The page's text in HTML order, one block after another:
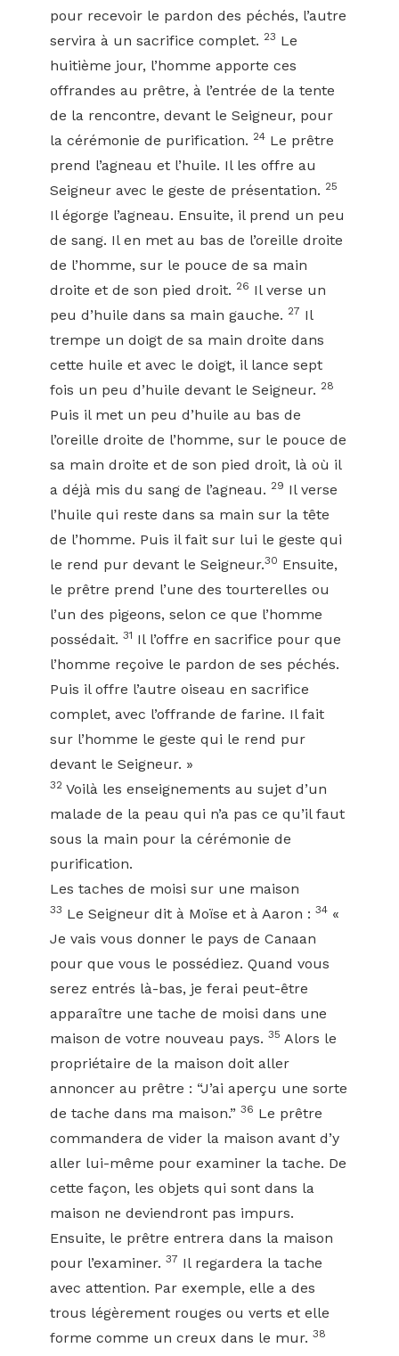
pour recevoir le pardon des péchés, l’autre
servira à un sacrifice complet. 23 Le
huitième jour, l’homme apporte ces
offrandes au prêtre, à l’entrée de la tente
de la rencontre, devant le Seigneur, pour
la cérémonie de purification. 24 Le prêtre
prend l’agneau et l’huile. Il les offre au
Seigneur avec le geste de présentation. 25
Il égorge l’agneau. Ensuite, il prend un peu
de sang. Il en met au bas de l’oreille droite
de l’homme, sur le pouce de sa main
droite et de son pied droit. 26 Il verse un
peu d’huile dans sa main gauche. 27 Il
trempe un doigt de sa main droite dans
cette huile et avec le doigt, il lance sept
fois un peu d’huile devant le Seigneur. 28
Puis il met un peu d’huile au bas de
l’oreille droite de l’homme, sur le pouce de
sa main droite et de son pied droit, là où il
a déjà mis du sang de l’agneau. 29 Il verse
l’huile qui reste dans sa main sur la tête
de l’homme. Puis il fait sur lui le geste qui
le rend pur devant le Seigneur.30 Ensuite,
le prêtre prend l’une des tourterelles ou
l’un des pigeons, selon ce que l’homme
possédait. 31 Il l’offre en sacrifice pour que
l’homme reçoive le pardon de ses péchés.
Puis il offre l’autre oiseau en sacrifice
complet, avec l’offrande de farine. Il fait
sur l’homme le geste qui le rend pur
devant le Seigneur. »
32 Voilà les enseignements au sujet d’un
malade de la peau qui n’a pas ce qu’il faut
sous la main pour la cérémonie de
purification.
Les taches de moisi sur une maison
33 Le Seigneur dit à Moïse et à Aaron : 34 «
Je vais vous donner le pays de Canaan
pour que vous le possédiez. Quand vous
serez entrés là-bas, je ferai peut-être
apparaître une tache de moisi dans une
maison de votre nouveau pays. 35 Alors le
propriétaire de la maison doit aller
annoncer au prêtre : “J’ai aperçu une sorte
de tache dans ma maison.” 36 Le prêtre
commandera de vider la maison avant d’y
aller lui-même pour examiner la tache. De
cette façon, les objets qui sont dans la
maison ne deviendront pas impurs.
Ensuite, le prêtre entrera dans la maison
pour l’examiner. 37 Il regardera la tache
avec attention. Par exemple, elle a des
trous légèrement rouges ou verts et elle
forme comme un creux dans le mur. 38